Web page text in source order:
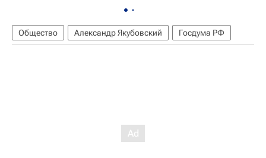
Общество Александр Якубовский Госдума РФ